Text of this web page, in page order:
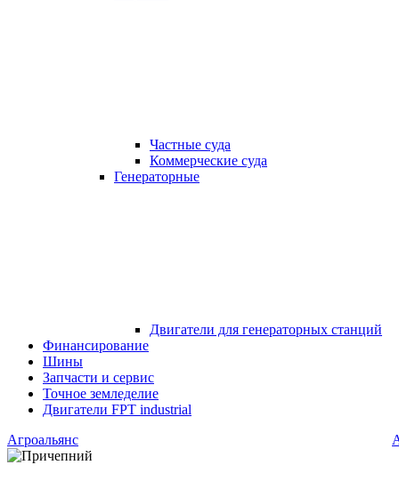
Частные суда
Коммерческие суда
Генераторные
Двигатели для генераторных станций
Финансирование
Шины
Запчасти и сервис
Точное земледелие
Двигатели FPT industrial
Агроальянс